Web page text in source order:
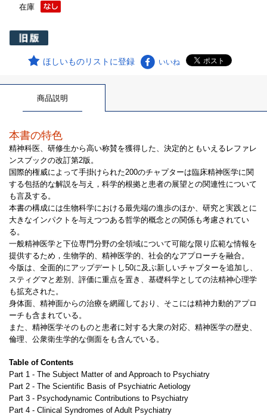
在庫
ほしいものリストに登録 いいね
商品説明
本書の特色
精神科医、研修生から高い称賛を獲得した、決定的ともいえるレファレ
ンスブックの改訂第2版。
国際的権威によって手掛けられた200のチャプターは臨床精神医学に関
する包括的な解説を与え，科学的根拠と患者の展望との関連性について
も言及する。
本書の構成には生物科学における最先端の進歩のほか、研究と実践とに
大きなインパクトを与えつつある哲学的概念との関係も考慮されてい
る。
一般精神医学と下位専門分野の全領域について可能な限り広範な情報を
提供するため，生物学的、精神医学的、社会的なアプローチを融合。
今版は、全面的にアップデートし50に及ぶ新しいチャプターを追加し、
スティグマと差別、評価に重点を置き、基礎科学としての法精神心理学
も拡充された。
身体面、精神面からの治療を網羅しており、そこには精神力動的アプロ
ーチも含まれている。
また、精神医学そのものと患者に対する大衆の対応、精神医学の歴史、
倫理、公衆衛生学的な側面をも含んでいる。
Table of Contents
Part 1 - The Subject Matter of and Approach to Psychiatry
Part 2 - The Scientific Basis of Psychiatric Aetiology
Part 3 - Psychodynamic Contributions to Psychiatry
Part 4 - Clinical Syndromes of Adult Psychiatry